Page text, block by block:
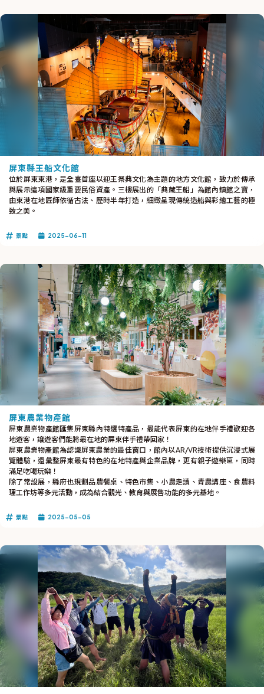
屏東縣王船文化館
位於屏東東港，是全臺首座以迎王祭典文化為主題的地方文化館，致力於傳承
與展示這項國家級重要民俗資產。三樓展出的「典藏王船」為館內鎮館之寶，
由東港在地匠師依循古法、歷時半年打造，細緻呈現傳統造船與彩繪工藝的極
致之美。
景點 2025-06-11
屏東農業物產館
屏東農業物產館匯集屏東縣內特選特產品，最能代表屏東的在地伴手禮歡迎各
地遊客，讓遊客們能將最在地的屏東伴手禮帶回家！
屏東農業物產館為認識屏東農業的最佳窗口，館內以AR/VR技術提供沉浸式展
覽體驗，還彙整屏東最有特色的在地特產與企業品牌，更有親子遊樂區，同時
滿足吃喝玩樂！
除了常設展，縣府也規劃品農餐桌、特色市集、小農走讀、青農講座、食農料
理工作坊等多元活動，成為結合觀光、教育與展售功能的多元基地。
景點 2025-05-05